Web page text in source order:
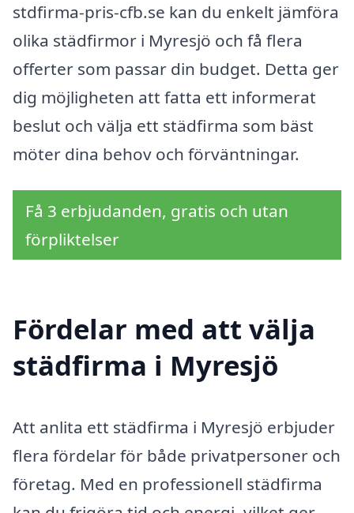
stdfirma-pris-cfb.se kan du enkelt jämföra
olika städfirmor i Myresjö och få flera
offerter som passar din budget. Detta ger
dig möjligheten att fatta ett informerat
beslut och välja ett städfirma som bäst
möter dina behov och förväntningar.
Få 3 erbjudanden, gratis och utan
förpliktelser
Fördelar med att välja
städfirma i Myresjö
Att anlita ett städfirma i Myresjö erbjuder
flera fördelar för både privatpersoner och
företag. Med en professionell städfirma